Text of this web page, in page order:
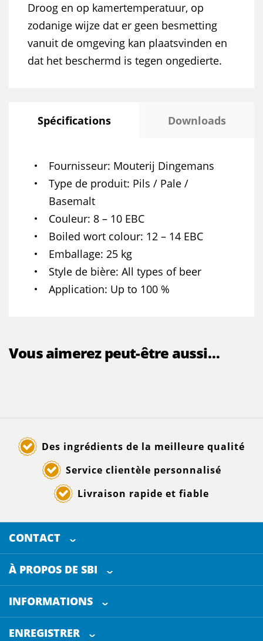
Droog en op kamertemperatuur, op
zodanige wijze dat er geen besmetting
vanuit de omgeving kan plaatsvinden en
dat het beschermd is tegen ongedierte.
Spécifications Downloads
Fournisseur Mouterij Dingemans
Type de produit Pils / Pale /
Basemalt
Couleur 8 – 10 EBC
Boiled wort colour 12 – 14 EBC
Emballage 25 kg
Style de bière All types of beer
Application Up to 100 %
Vous aimerez peut-être aussi…
Des ingrédients de la meilleure qualité
Service clientèle personnalisé
Livraison rapide et fiable
CONTACT
SELECTED BREWING INGREDIENTS
Doornhoek 3880
5465 TBVeghel
Les Pays-Bas
À PROPOS DE SBI
INFORMATIONS
Service clientèle
Certification
ENREGISTRER